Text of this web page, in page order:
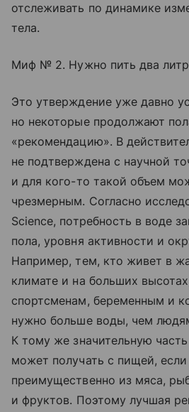
отслеживать по динамике
тела.
Миф № 2. Нужно пить два
Это утверждение уже давно
но некоторые продолжают
«рекомендацию». В
не подтверждена с научной
и для кого-то такой объем
чрезмерным. Согласно
Science, потребность в воде
пола, уровня активности и
Например, тем, кто живет в
климате и на больших
спортсменам, беременным и
нужно больше воды, чем
К тому же значительную
может получать с пищей,
преимущественно из мяса,
и фруктов. Поэтому лучшая